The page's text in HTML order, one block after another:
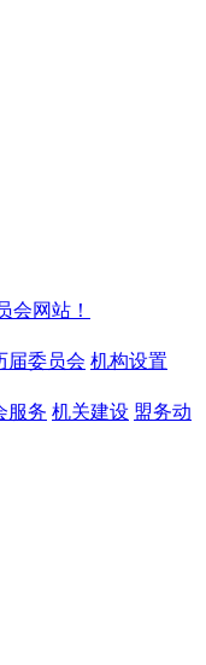
会网站！
届委员会 机构设置
服务 机关建设 盟务动